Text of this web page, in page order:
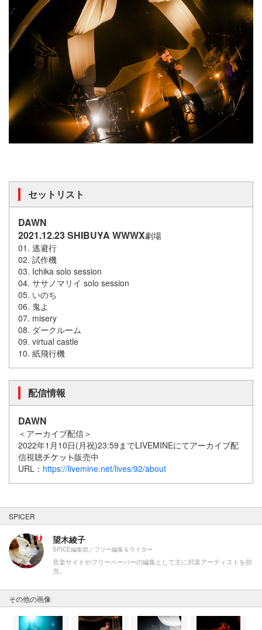
セットリスト
DAWN
2021.12.23 SHIBUYA WWWX劇場
01. 逃避行
02. 試作機
03. Ichika solo session
04. ササノマリイ solo session
05. いのち
06. 鬼よ
07. misery
08. ダークルーム
09. virtual castle
10. 紙飛行機
配信情報
DAWN
＜アーカイブ配信＞
2022年1月10日(月祝)23:59までLIVEMINEにてアーカイブ配
信視聴
販売中
URL： https://livemine.net/lives/92/about
SPICER
望木綾子
SPICE編集部／フリー編集＆ライター
音楽サイトやフリーペーパーの編集として主に邦楽アーティストを担
当。
その他の画像